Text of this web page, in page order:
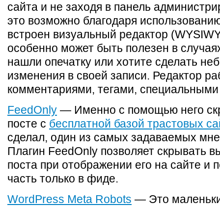
сайта и не заходя в панель
это возможно благодаря
встроен визуальный редактор
особенно может быть полезен в
нашли опечатку или хотите сделать
изменения в своей записи. Редактор
комментариями, тегами,
FeedOnly — Именно с помощью него
посте с бесплатной базой трастовых
сделал, один из самых задаваемых
Плагин FeedOnly позволяет скрывать
поста при отображении его на сайте и
часть только в фиде.
WordPress Meta Robots — Это